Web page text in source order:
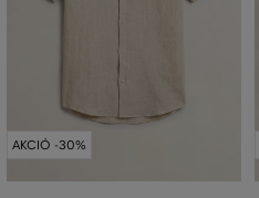
AKCIÓ -30%